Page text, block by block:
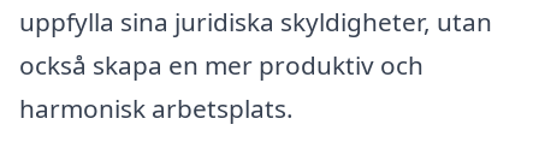
uppfylla sina juridiska skyldigheter, utan
också skapa en mer produktiv och
harmonisk arbetsplats.